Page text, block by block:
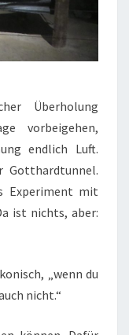
Überholung
vorbeigehen,
endlich Luft.
Gotthardtunnel.
Experiment mit
ist nichts, aber:
„wenn du
nicht.“